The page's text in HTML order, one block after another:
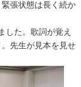
張状態は長く続か
した。歌詞が覚え
先生が見本を見せ